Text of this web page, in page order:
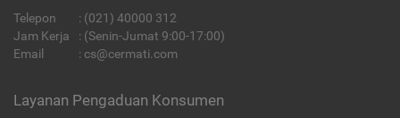
Telepon : (021) 40000 312
Jam Kerja
: (Senin-Jumat 9:00-17:00)
Email
: cs@cermati.com
Layanan Pengaduan Konsumen